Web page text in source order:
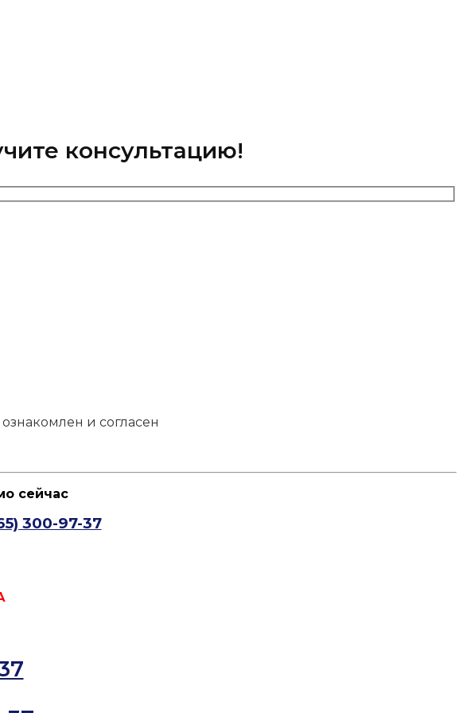
консультацию!
ознакомлен и согласен
сейчас
300-97-37